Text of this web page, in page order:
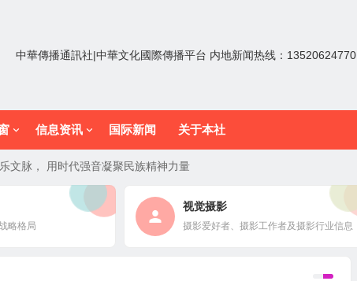
中華傳播通訊社|中華文化國際傳播平台 内地新闻热线：13520624770
信息资讯 国际新闻 关于本社
文脉， 用时代强音凝聚民族精神力量
略格局
视觉摄影
摄影爱好者、摄影工作者及摄影行业信息